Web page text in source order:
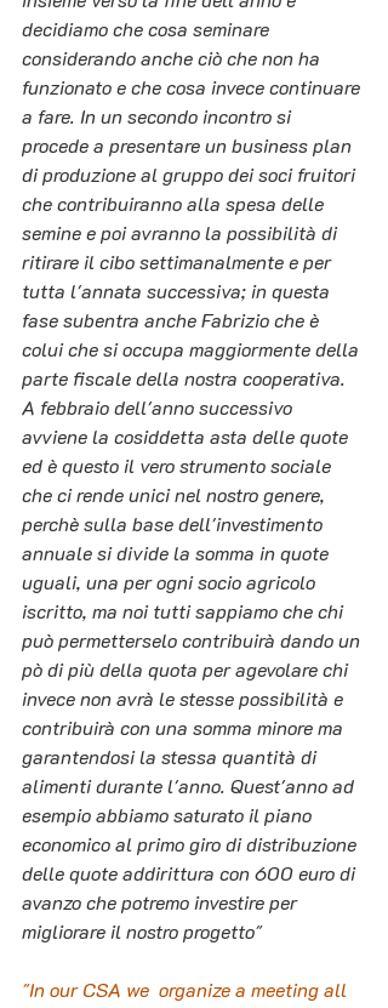
decidiamo che cosa seminare
considerando anche ciò che non ha
funzionato e che cosa invece continuare
a fare. In un secondo incontro si
procede a presentare un business plan
di produzione al gruppo dei soci fruitori
che contribuiranno alla spesa delle
semine e poi avranno la possibilità di
ritirare il cibo settimanalmente e per
tutta l'annata successiva; in questa
fase subentra anche Fabrizio che è
colui che si occupa maggiormente della
parte fiscale della nostra cooperativa.
A febbraio dell'anno successivo
avviene la cosiddetta asta delle quote
ed è questo il vero strumento sociale
che ci rende unici nel nostro genere,
perchè sulla base dell'investimento
annuale si divide la somma in quote
uguali, una per ogni socio agricolo
iscritto, ma noi tutti sappiamo che chi
può permetterselo contribuirà dando un
pò di più della quota per agevolare chi
invece non avrà le stesse possibilità e
contribuirà con una somma minore ma
garantendosi la stessa quantità di
alimenti durante l'anno. Quest'anno ad
esempio abbiamo saturato il piano
economico al primo giro di distribuzione
delle quote addirittura con 600 euro di
avanzo che potremo investire per
migliorare il nostro progetto"
"In our CSA we  organize a meeting all